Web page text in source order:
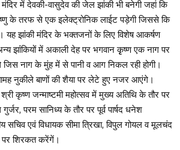
इस दिन भगवान ब्रह जी की क्षीर सागर की घुमती
मंदिर में देवकी-वासुदेव की जेल झांकी भी बनेगी जहां कि
के तरफ से एक इलेक्ट्रोनिक लाईट पड़ेगी जिससे कि
यह झांकी मंदिर के भक्तजनों के लिए विशेष आकर्षण
झांंकियों में अकाली देह पर भगवान कृृष्ण एक नाग पर
नाग के मुंह में से पानी व आग निकल रही होगी।
नुकीले बाणों की शैया पर लेटे हुए नजर आएंगे।
कृष्ण जन्माष्टमी महोत्सव में मुख्य अतिथि के तौर पर
परम सानिध्य के तौर पर पूर्व पार्षद धनेश
एवं विधायक सीमा त्रिखा, विपुल गोयल व मूलचंद